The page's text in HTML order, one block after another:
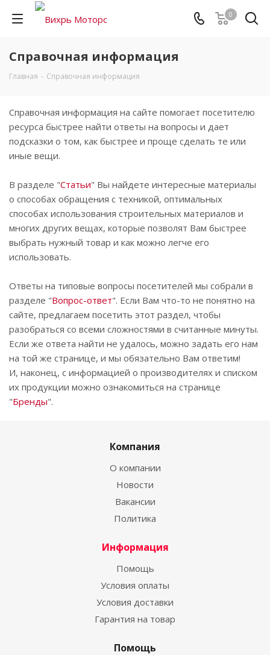
0
Справочная информация
Главная - Справочная информация
Справочная информация на сайте помогает посетителю
ресурса быстрее найти ответы на вопросы и дает
подсказки о том, как быстрее и проще сделать те или
иные вещи.
В разделе "Статьи" Вы найдете интересные материалы
о способах обращения с техникой, оптимальных
способах использования строительных материалов и
многих других вещах, которые позволят Вам быстрее
выбрать нужный товар и как можно легче его
использовать.
Ответы на типовые вопросы посетителей мы собрали в
разделе "Вопрос-ответ". Если Вам что-то не понятно на
сайте, предлагаем посетить этот раздел, чтобы
разобраться со всеми сложностями в считанные минуты.
Если же ответа найти не удалось, можно задать его нам
на той же странице, и мы обязательно Вам ответим!
И, наконец, с информацией о производителях и списком
их продукции можно ознакомиться на странице
"Бренды".
Компания
О компании
Новости
Вакансии
Политика
Информация
Помощь
Условия оплаты
Условия доставки
Гарантия на товар
Помощь